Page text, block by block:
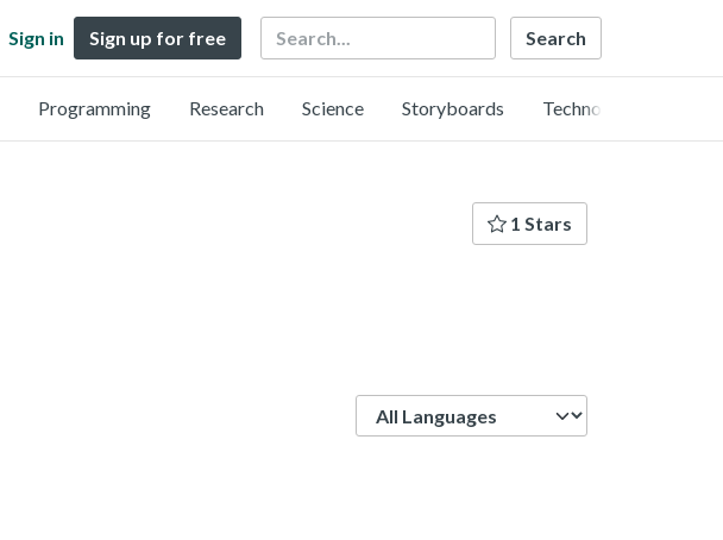
Sign in Sign up for free Search
Programming Research Science Storyboards Technology
1 Stars